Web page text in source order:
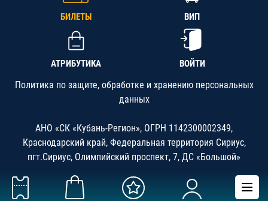
БИЛЕТЫ ВИП
АТРИБУТИКА ВОЙТИ
Политика по защите, обработке и хранению персональных
данных
АНО «СК «Кубань-Регион», ОГРН 1142300002349,
Краснодарский край, Федеральная территория Сириус,
пгт.Сириус, Олимпийский проспект, 7, ДС «Большой»